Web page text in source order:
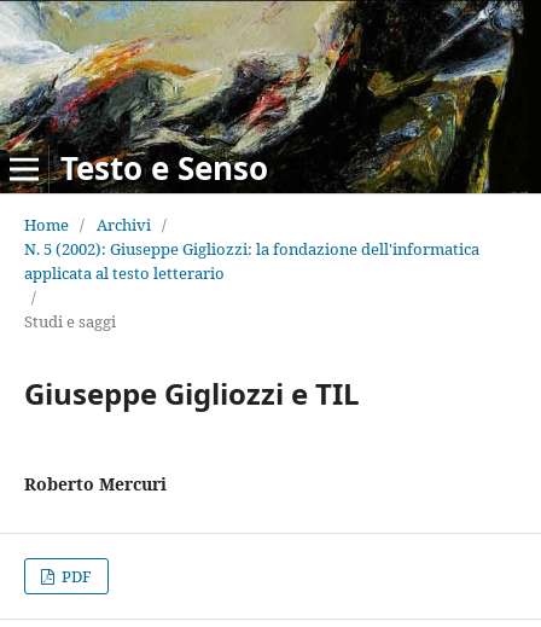
Testo e Senso
Home / Archivi /
N. 5 (2002): Giuseppe Gigliozzi: la fondazione dell'informatica
applicata al testo letterario
/
Studi e saggi
Giuseppe Gigliozzi e TIL
Roberto Mercuri
PDF